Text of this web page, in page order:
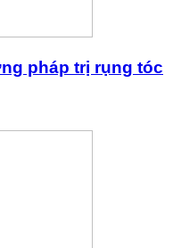
pháp trị rụng tóc